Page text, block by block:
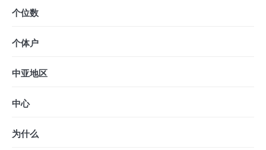
个位数
个体户
中亚地区
中心
为什么